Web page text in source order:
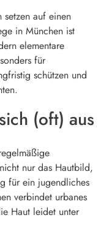
setzen auf einen
in München ist
elementare
für
schützen und
(oft) aus
nur das Hautbild,
für ein jugendliches
verbindet urbanes
Haut leidet unter